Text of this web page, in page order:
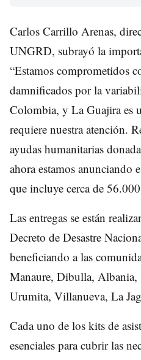
Carlos Carrillo Arenas,
UNGRD, subrayó la
“Estamos comprometidos
damnificados por la
Colombia, y La Guajira es
requiere nuestra atención.
ayudas humanitarias
ahora estamos anunciando
que incluye cerca de
Las entregas se están
Decreto de Desastre
beneficiando a las
Manaure, Dibulla, Albania,
Urumita, Villanueva, La
Cada uno de los kits de
esenciales para cubrir las